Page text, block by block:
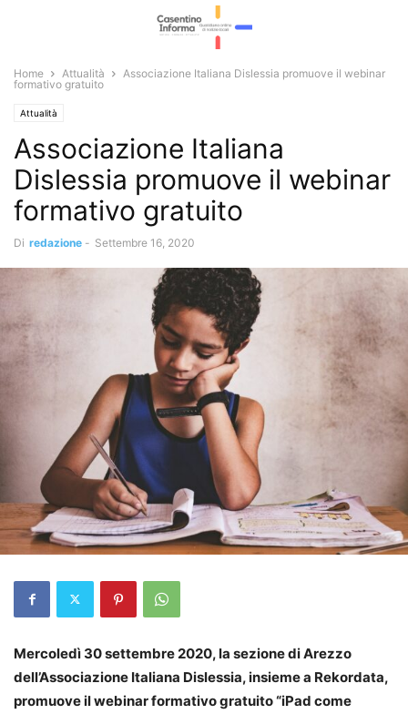
Home Attualità
Associazione Italiana Dislessia promuove il webinar
formativo gratuito
Attualità
Associazione Italiana
Dislessia promuove il webinar
formativo gratuito
Di redazione - Settembre 16, 2020
Mercoledì 30 settembre 2020, la sezione di Arezzo
dell’Associazione Italiana Dislessia, insieme a Rekordata,
promuove il webinar formativo gratuito “iPad come